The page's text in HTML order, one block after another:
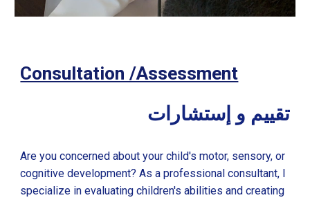
Consultation /Assessment
تقييم و إستشارات
Are you concerned about your child's motor, sensory, or
cognitive development? As a professional consultant, I
specialize in evaluating children's abilities and creating